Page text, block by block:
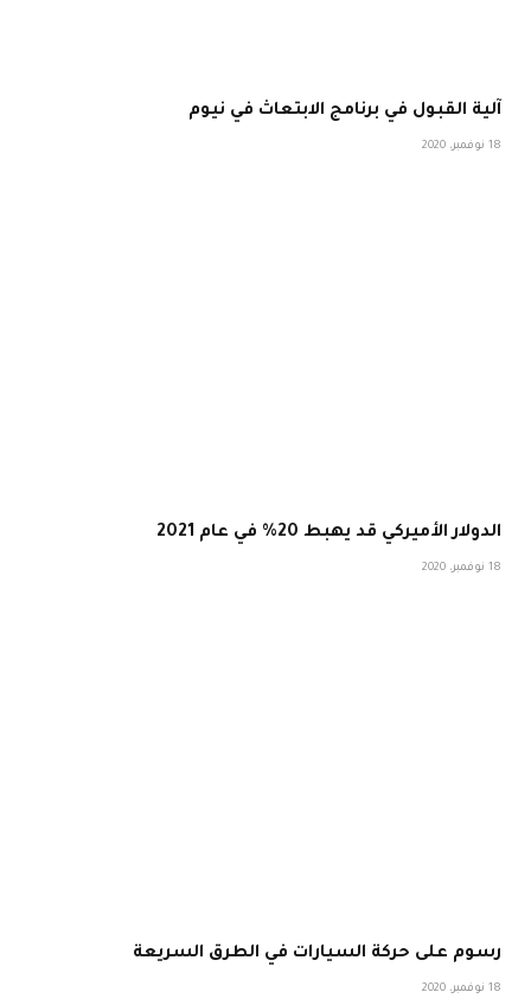
آلية القبول في برنامج الابتعاث في نيوم
18 نوفمبر، 2020
الدولار الأميركي قد يهبط 20% في عام 2021
18 نوفمبر، 2020
رسوم على حركة السيارات في الطرق السريعة
18 نوفمبر، 2020